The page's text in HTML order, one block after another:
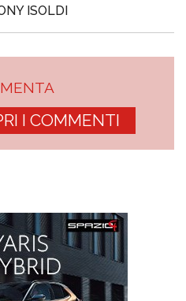
ISOLDI
I COMMENTI